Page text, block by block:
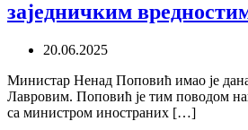
заједничким
20.06.2025
Министар Ненад Поповић имао је
Лавровим. Поповић је тим поводом
са министром иностраних […]